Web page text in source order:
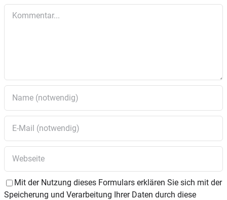
Mit der Nutzung dieses Formulars erklären Sie sich mit der
Speicherung und Verarbeitung Ihrer Daten durch diese